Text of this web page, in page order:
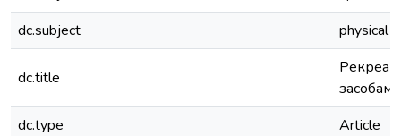
dc.subject
physical
dc.title
dc.type
Article